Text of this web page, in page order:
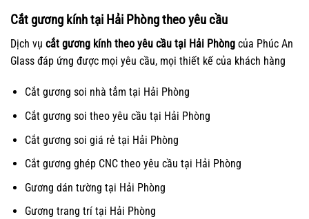
Cắt gương kính tại Hải Phòng theo yêu cầu
Dịch vụ cắt gương kính theo yêu cầu tại Hải Phòng của Phúc An
Glass đáp ứng được mọi yêu cầu, mọi thiết kế của khách hàng
Cắt gương soi nhà tắm tại Hải Phòng
Cắt gương soi theo yêu cầu tại Hải Phòng
Cắt gương soi giá rẻ tại Hải Phòng
Cắt gương ghép CNC theo yêu cầu tại Hải Phòng
Gương dán tường tại Hải Phòng
Gương trang trí tại Hải Phòng